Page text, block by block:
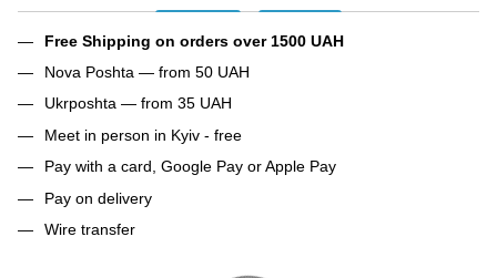
Free Shipping on orders over 1500 UAH
Nova Poshta — from 50 UAH
Ukrposhta — from 35 UAH
Meet in person in Kyiv - free
Pay with a card, Google Pay or Apple Pay
Pay on delivery
Wire transfer